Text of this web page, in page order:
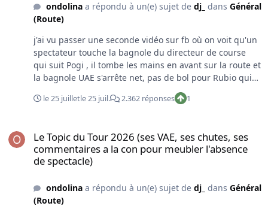
ondolinaa répondu à un(e) sujet de dj_ dans Général
(Route)
j'ai vu passer une seconde vidéo sur fb où on voit qu'un
spectateur touche la bagnole du directeur de course
qui suit Pogi , il tombe les mains en avant sur la route et
la bagnole UAE s'arrête net, pas de bol pour Rubio qui
claque sec avec sa tête dans la vitre arrière de UAE, la
sécurité n'est clairement plus assurée sur ce genre
ahurissant. Je ne sais pas si le lien va passer ici:
https://www.facebook.com/share/r/1Fii8KbVt5/?
mibextid=wwXIfr
le 25 juilletle 25 juil. 2.362 réponses 1
Le Topic du Tour 2026 (ses VAE, ses chutes, ses
commentaires a la con pour meubler l'absence
de spectacle)
ondolinaa répondu à un(e) sujet de dj_ dans Général
(Route)